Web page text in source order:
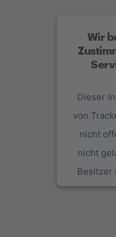
Wir
Dieser
von
nicht
nicht
Besitzer
diese